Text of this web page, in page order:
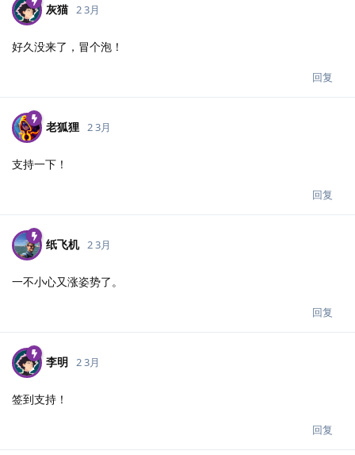
灰猫 2 3月
好久没来了，冒个泡！
回复
老狐狸 2 3月
支持一下！
回复
纸飞机 2 3月
一不小心又涨姿势了。
回复
李明 2 3月
签到支持！
回复